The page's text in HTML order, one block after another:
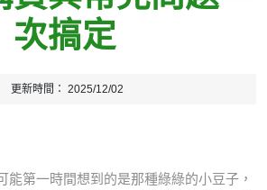
次搞定
更新時間： 2025/12/02
能第一時間想到的是那種綠綠的小豆子，